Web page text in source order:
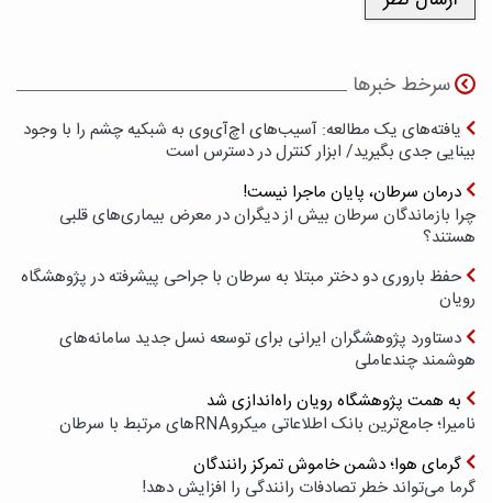
سرخط خبرها
یافته‌های یک مطالعه: آسیب‌های اچ‌آی‌وی به شبکیه چشم را با وجود
بینایی جدی بگیرید/ ابزار کنترل در دسترس است
درمان سرطان، پایان ماجرا نیست!
چرا بازماندگان سرطان بیش از دیگران در معرض بیماری‌های قلبی
هستند؟
حفظ باروری دو دختر مبتلا به سرطان با جراحی پیشرفته در پژوهشگاه
رویان
دستاورد پژوهشگران ایرانی برای توسعه نسل جدید سامانه‌های
هوشمند چندعاملی
به همت پژوهشگاه رویان راه‌اندازی شد
نامیرا؛ جامع‌ترین بانک اطلاعاتی میکروRNAهای مرتبط با سرطان
گرمای هوا؛ دشمن خاموش تمرکز رانندگان
گرما می‌تواند خطر تصادفات رانندگی را افزایش دهد!